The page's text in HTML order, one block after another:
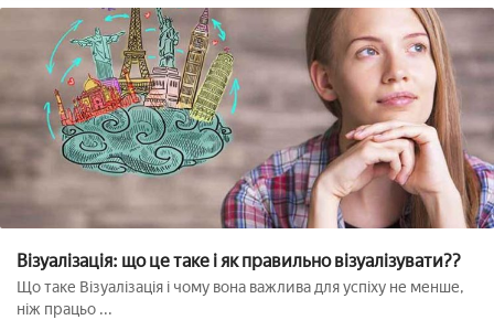
Візуалізація: що це таке і як правильно візуалізувати??
Що таке Візуалізація і чому вона важлива для успіху не менше,
ніж працьо ...